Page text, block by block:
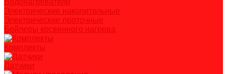
Водонагреватели
Электрические накопительные
Электрические проточные
Бойлеры косвенного нагрева
Комплекты
Датчики